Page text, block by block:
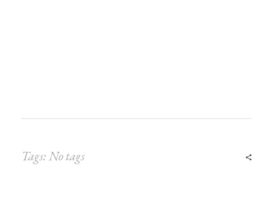
Tags: No tags